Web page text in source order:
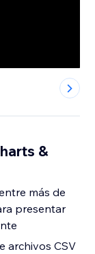
&
más de
presentar
archivos CSV